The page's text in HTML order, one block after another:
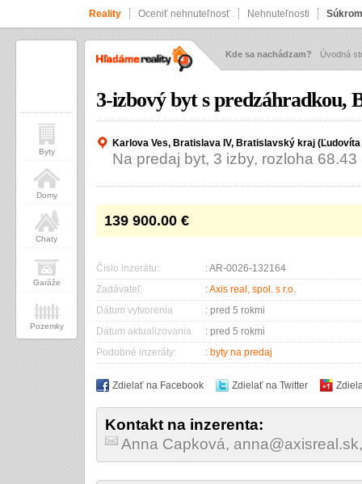
Reality Oceniť nehnuteľnosť Nehnuteľnosti
Kde sa nachádzam? Úvodná
3-izbový byt s predzáhradkou,
Karlova Ves, Bratislava IV, Bratislavský kraj (Ľudovíta
Na predaj byt, 3 izby, rozloha 68.43
139 900.00 €
Číslo inzerátu:
: AR-0026-132164
Zadávateľ:
:Axis real, spol. s r.o.
Dátum vytvorenia
: pred 5 rokmi
Dátum aktualizovania
: pred 5 rokmi
Podobné inzeráty:
: byty na predaj
Zdielať na Facebook Zdielať na Twitter
Kontakt na inzerenta:
Anna Capková,
Byty
Domy
Chaty
Garáže
Pozemky